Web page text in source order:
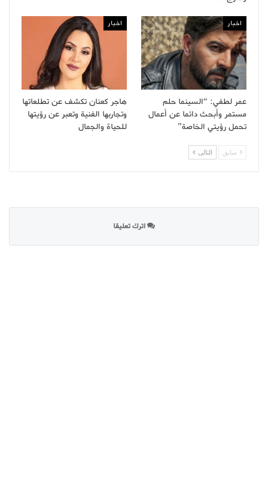
اخبار
عمر لطفي: “السينما حلم
مستمر وأبحث دائما عن أعمال
تحمل رؤيتي الخاصة”
اخبار
هاجر كعنان تكشف عن تطلعاتها
وتجاربها الفنية وتعبر عن رؤيتها
للحياة والجمال
سابق التالى
اترك تعليقا